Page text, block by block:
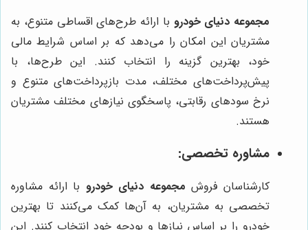
مجموعه دنیای خودرو با ارائه طرح‌های اقساطی متنوع، به
مشتریان این امکان را می‌دهد که بر اساس شرایط مالی
خود، بهترین گزینه را انتخاب کنند. این طرح‌ها، با
پیش‌پرداخت‌های مختلف، مدت بازپرداخت‌های متنوع و
نرخ سودهای رقابتی، پاسخگوی نیازهای مختلف مشتریان
هستند.
مشاوره تخصصی:
کارشناسان فروش مجموعه دنیای خودرو با ارائه مشاوره
تخصصی به مشتریان، به آن‌ها کمک می‌کنند تا بهترین
خودرو را بر اساس نیازها و بودجه خود انتخاب کنند. این